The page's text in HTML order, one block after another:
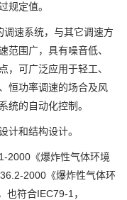
规定值。
速系统，与其它调速方
范围广，具有噪音低、
，可广泛应用于轻工、
恒功率调速的场合及风
统的自动化控制。
和结构设计。
《爆炸性气体环境
2000《爆炸性气体环
符合IEC79-1，